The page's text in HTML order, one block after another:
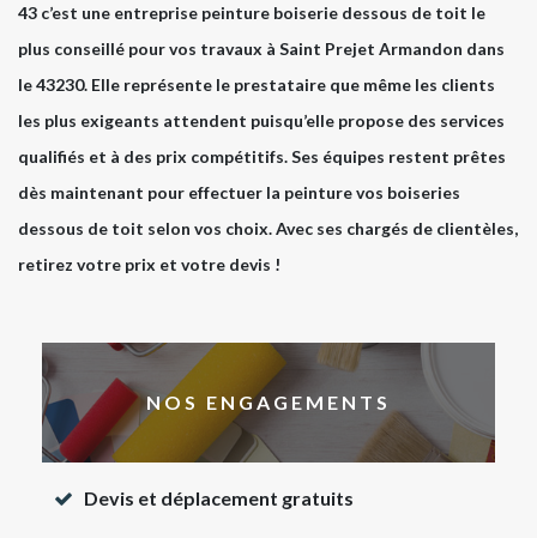
43 c’est une entreprise peinture boiserie dessous de toit le
plus conseillé pour vos travaux à Saint Prejet Armandon dans
le 43230. Elle représente le prestataire que même les clients
les plus exigeants attendent puisqu’elle propose des services
qualifiés et à des prix compétitifs. Ses équipes restent prêtes
dès maintenant pour effectuer la peinture vos boiseries
dessous de toit selon vos choix. Avec ses chargés de clientèles,
retirez votre prix et votre devis !
NOS ENGAGEMENTS
Devis et déplacement gratuits